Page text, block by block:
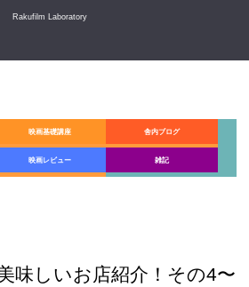
Rakufilm Laboratory
映画基礎講座 舎内ブログ
映画レビュー 雑記
味しいお店紹介！その4〜